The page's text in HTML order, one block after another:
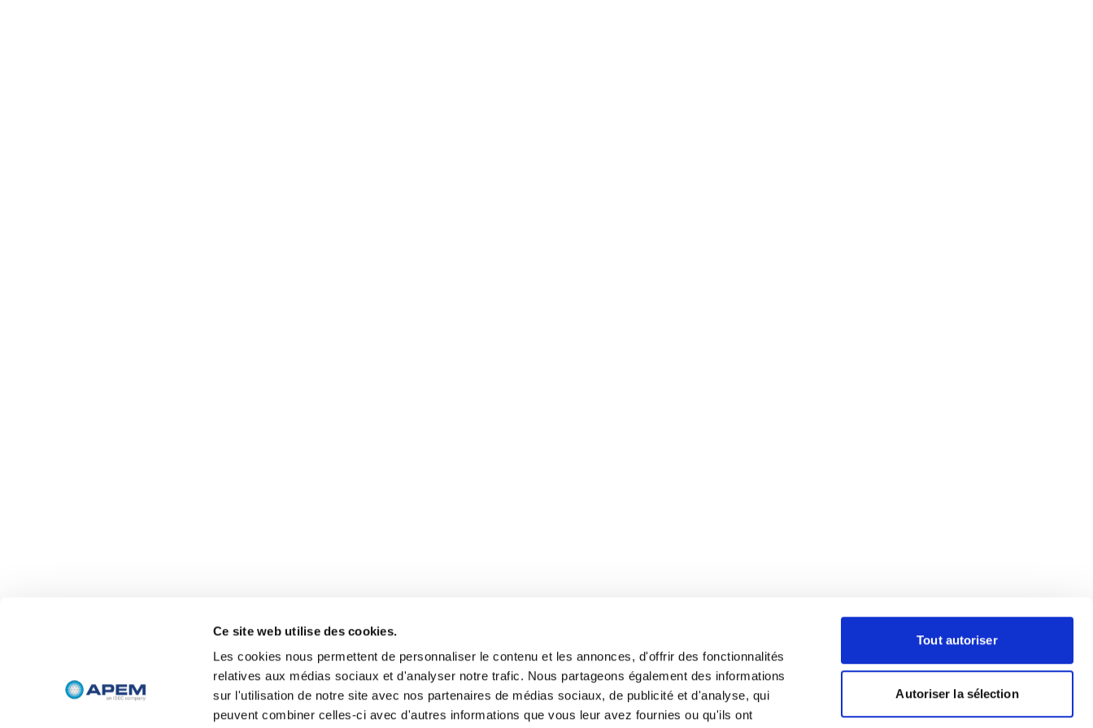
Ce site web utilise des cookies.
Les cookies nous permettent de personnaliser le contenu et les annonces, d'offrir des fonctionnalités
relatives aux médias sociaux et d'analyser notre trafic. Nous partageons également des informations
sur l'utilisation de notre site avec nos partenaires de médias sociaux, de publicité et d'analyse, qui
peuvent combiner celles-ci avec d'autres informations que vous leur avez fournies ou qu'ils ont
Tout autoriser
Autoriser la sélection